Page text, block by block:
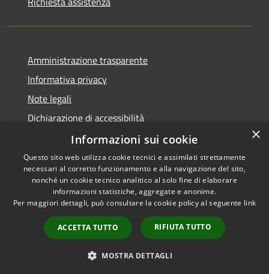
Amministrazione trasparente
Informativa privacy
Note legali
Dichiarazione di accessibilità
Piano di miglioramento dei servizi
RSS
Accessibilità
Copyright © 2026 • Comune di
Municipium•
Accesso
redazione
×
Informazioni sui cookie
Questo sito web utilizza cookie tecnici e assimilati strettamente
necessari al corretto funzionamento e alla navigazione del sito,
nonché un cookie tecnico analitico al solo fine di elaborare
informazioni statistiche, aggregate e anonime.
Per maggiori dettagli, può consultare la cookie policy al seguente link
ACCETTA TUTTO RIFIUTA TUTTO
MOSTRA DETTAGLI